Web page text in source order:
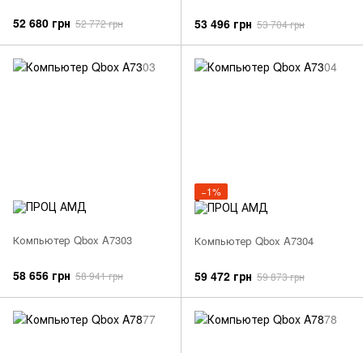
52 680 грн 52 772 грн 53 496 грн 53 704 грн
Компьютер Qbox A7303
58 656 грн 58 941 грн
−1%
Компьютер Qbox A7304
59 472 грн 59 873 грн